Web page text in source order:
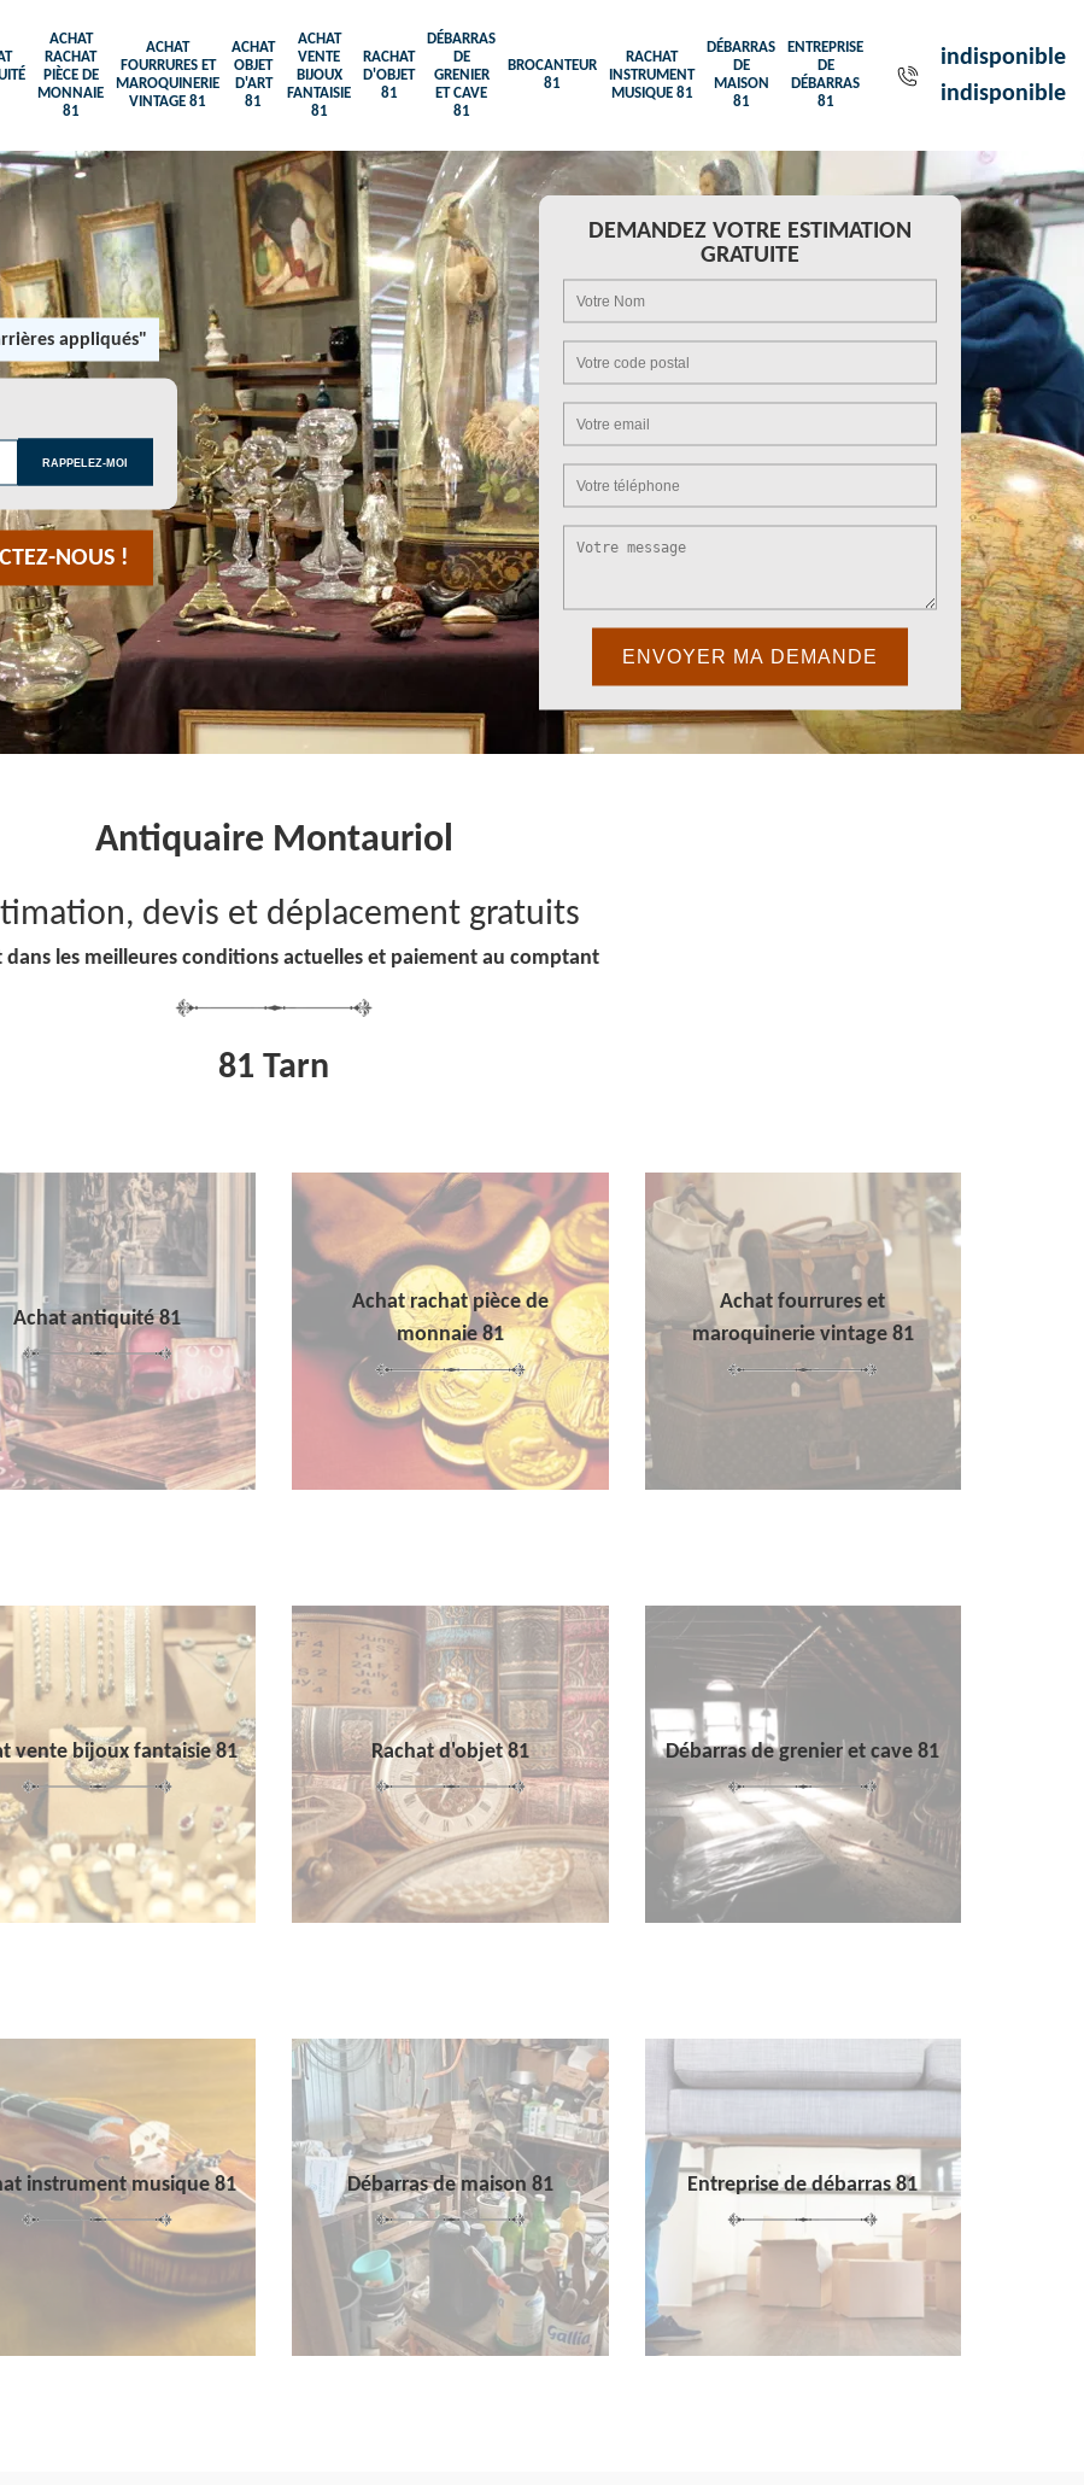
ACHAT
RACHAT
PIÈCE DE
MONNAIE
81
ACHAT
FOURRURES ET
MAROQUINERIE
VINTAGE 81
ACHAT
OBJET
D'ART
81
ACHAT
VENTE
BIJOUX
FANTAISIE
81
RACHAT
D'OBJET
81
DÉBARRAS
DE
GRENIER
ET CAVE
81
BROCANTEUR
81
RACHAT
INSTRUMENT
MUSIQUE 81
DÉBARRAS
DE
MAISON
81
ENTREPRISE
DE
DÉBARRAS
81
indisponible
indisponible
appliqués"
NOUS !
DEMANDEZ VOTRE ESTIMATION
GRATUITE
Antiquaire Montauriol
devis et déplacement gratuits
dans les meilleures conditions actuelles et paiement au comptant
81 Tarn
Achat antiquité 81
Achat rachat pièce de
monnaie 81
Achat fourrures et
maroquinerie vintage 81
vente bijoux fantaisie 81 Rachat d'objet 81 Débarras de grenier et cave 81
instrument musique 81 Débarras de maison 81 Entreprise de débarras 81